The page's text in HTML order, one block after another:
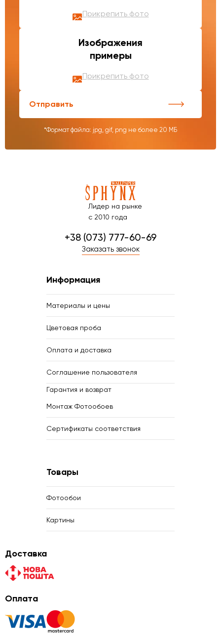
Прикрепить фото
Изображения
примеры
Прикрепить фото
Отправить
*Формат файла: jpg, gif, png не более 20 МБ
Лидер на рынке
с 2010 года
+38 (073) 777-60-69
Заказать звонок
Информация
Материалы и цены
Цветовая проба
Оплата и доставка
Соглашение пользователя
Гарантия и возврат
Монтаж Фотообоев
Сертификаты соответствия
Товары
Фотообои
Картины
Доставка
Оплата